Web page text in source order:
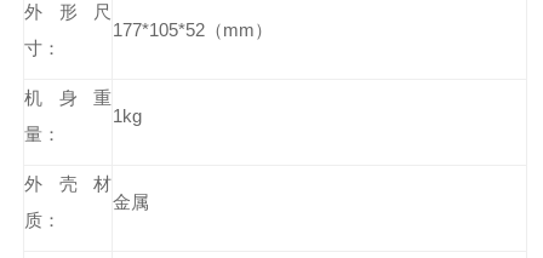
外形尺
寸：
177*105*52（mm）
机身重
量：
1kg
外壳材
质：
金属